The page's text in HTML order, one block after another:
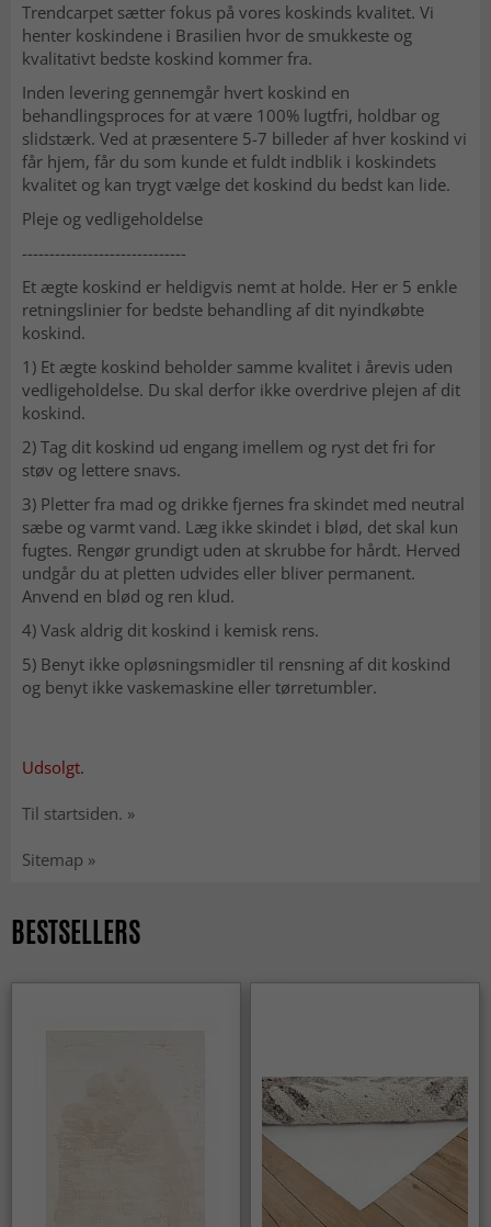
Trendcarpet sætter fokus på vores koskinds kvalitet. Vi
henter koskindene i Brasilien hvor de smukkeste og
kvalitativt bedste koskind kommer fra.
Inden levering gennemgår hvert koskind en
behandlingsproces for at være 100% lugtfri, holdbar og
slidstærk. Ved at præsentere 5-7 billeder af hver koskind vi
får hjem, får du som kunde et fuldt indblik i koskindets
kvalitet og kan trygt vælge det koskind du bedst kan lide.
Pleje og vedligeholdelse
------------------------------
Et ægte koskind er heldigvis nemt at holde. Her er 5 enkle
retningslinier for bedste behandling af dit nyindkøbte
koskind.
1) Et ægte koskind beholder samme kvalitet i årevis uden
vedligeholdelse. Du skal derfor ikke overdrive plejen af dit
koskind.
2) Tag dit koskind ud engang imellem og ryst det fri for
støv og lettere snavs.
3) Pletter fra mad og drikke fjernes fra skindet med neutral
sæbe og varmt vand. Læg ikke skindet i blød, det skal kun
fugtes. Rengør grundigt uden at skrubbe for hårdt. Herved
undgår du at pletten udvides eller bliver permanent.
Anvend en blød og ren klud.
4) Vask aldrig dit koskind i kemisk rens.
5) Benyt ikke opløsningsmidler til rensning af dit koskind
og benyt ikke vaskemaskine eller tørretumbler.
Udsolgt.
Til startsiden. »
Sitemap »
BESTSELLERS